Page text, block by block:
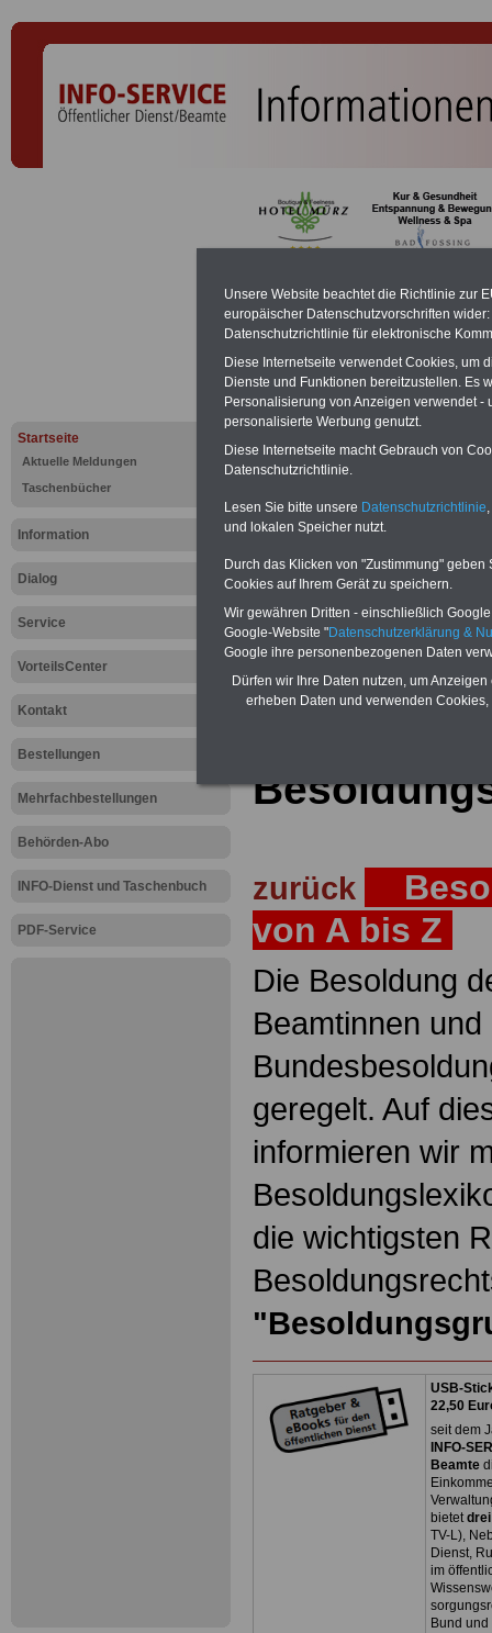
Startseite
Aktuelle Meldungen
Taschenbücher
Information
Dialog
Service
VorteilsCenter
Kontakt
Bestellungen
Mehrfachbestellungen
Behörden-Abo
INFO-Dienst und Taschenbuch
PDF-Service
PDF-SERVICE:Zehn
Beamte zum Komplettpreis von 15
geeignet. Sie können Sie zehn
und ausdrucken:
Wissenswertes
Beihilfe sowieNebentätigkeitsrecht
öffentlichen Dienst>>>mehr
ACHTUNG Nachzahlung für alle
Teilweise 5-stellige Nachzahlungen
Post, Telekom und Postbank)
Hier die
abschließen!
zurück
von A bis Z
Die Besoldung
Beamtinnen
geregelt. Auf
informieren wir
die wichtigsten
USB-
22,50
seit dem
INFO-
Beamte
bietet
TV-L),
Dienst,
im
Bund
Unsere Website beachtet die Richtlinie zur
europäischer Datenschutzvorschriften
Datenschutzrichtlinie für elektronische
Diese Internetseite verwendet Cookies, um
Dienste und Funktionen bereitzustellen. Es
Personalisierung von Anzeigen verwendet
personalisierte Werbung genutzt.
Diese Internetseite macht Gebrauch von
Datenschutzrichtlinie.
Lesen Sie bitte unsere Datenschutzrichtlinie
und lokalen Speicher nutzt.
Durch das Klicken von "Zustimmung"
Cookies auf Ihrem Gerät zu speichern.
Wir gewähren Dritten - einschließlich
Google-Website "Datenschutzerklärung &
Google ihre personenbezogenen Daten
Dürfen wir Ihre Daten nutzen, um
erheben Daten und verwenden